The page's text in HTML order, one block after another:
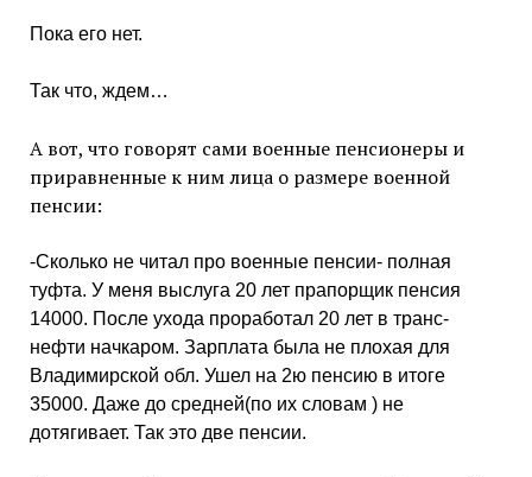
Пока его нет.
Так что, ждем…
А вот, что говорят сами военные пенсионеры и
приравненные к ним лица о размере военной
пенсии:
-Сколько не читал про военные пенсии- полная
туфта. У меня выслуга 20 лет прапорщик пенсия
14000. После ухода проработал 20 лет в транс-
нефти начкаром. Зарплата была не плохая для
Владимирской обл. Ушел на 2ю пенсию в итоге
35000. Даже до средней(по их словам ) не
дотягивает. Так это две пенсии.